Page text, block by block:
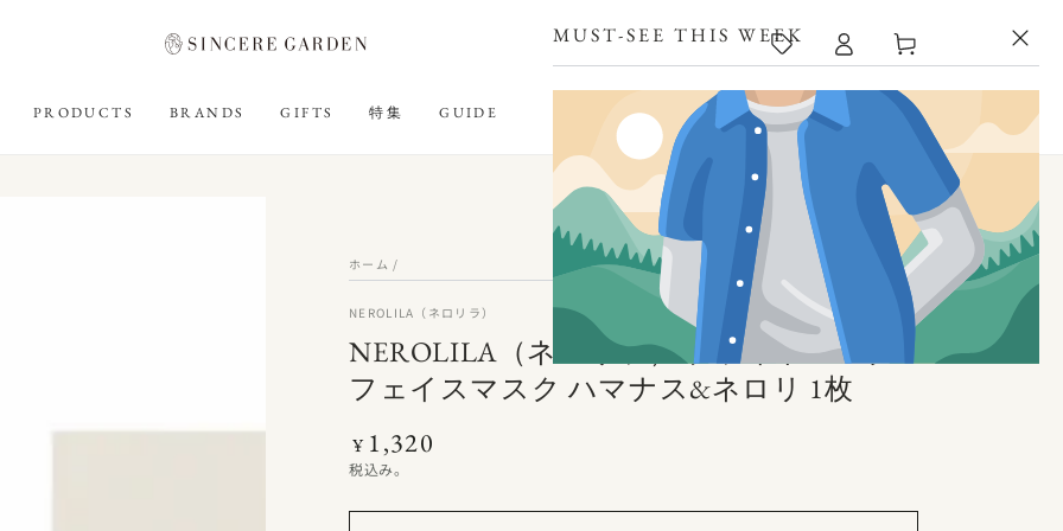
PRODUCTS BRANDS GIFTS 特集 GUIDE
MUST-SEE THIS WEEK
ー
ト
ホーム /
NEROLILA（ネロリラ）
NEROLILA（ネロリラ） ブライトニング
フェイスマスク ハマナス&ネロリ 1枚
定
価
¥ 1,320
税込み。